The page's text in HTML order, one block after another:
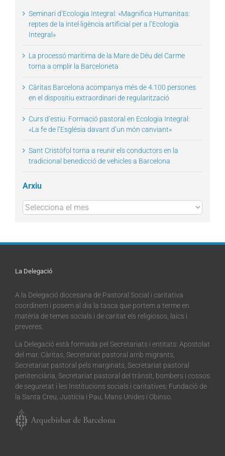
Seminari d’Ecologia Integral: «Magnifica Humanitas:
reptes de la intel·ligència artificial per a l’Ecologia
Integral»
La processó marítima de la Mare de Déu del Carme
torna a omplir la Barceloneta
Càritas Barcelona acompanya més de 4.100 persones
en el dispositiu extraordinari de regularització
Curs d’estiu: Formació pastoral en Ecologia Integral:
«La fe de l’Església davant d’un món canviant»
Sant Cristòfol torna a reunir els conductors en la
tradicional benedicció de vehicles a Barcelona
Arxiu
Arxius
La Delegació
A la Delegació diocesana de Pastoral Social i caritativa
coordinem i posem al dia la tasca que portem a terme en
matèria de temes socials i de caritat els religiosos, laics i
preveres.
La Delegació està formada pel Secretariats i entitats: Apostolat
del mar, Càritas, Secretariat pastoral amb migrants,
Secretariat pastoral pels marginats, Secretariat pastoral
penitenciària, Secretariat pastoral del trànsit, bombers i cossos
de seguretat i les Institucions socials i caritatives: Fundació de
la Santa Creu, Justícia i Pau, Mans Unides i Obinso.